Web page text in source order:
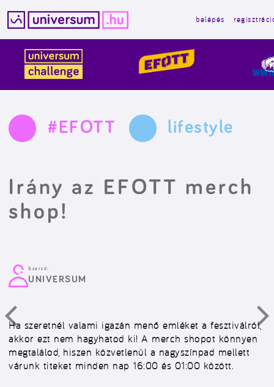
tartalomba
belépés
#EFOTT lifestyle
Irány az EFOTT merch
shop!
Szerző:
UNIVERSUM
Ha szeretnél valami igazán menő emléket a fesztiválról,
akkor ezt nem hagyhatod ki! A merch shopot könnyen
megtalálod, hiszen közvetlenül a nagyszínpad mellett
várunk titeket minden nap 16:00 és 01:00 között.